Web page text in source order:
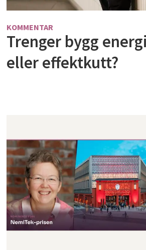
KOMMENTAR
Trenger bygg
eller effektkutt?